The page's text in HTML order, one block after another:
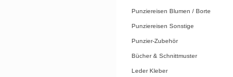
Punziereisen Blumen / Borte
Punziereisen Sonstige
Punzier-Zubehör
Bücher & Schnittmuster
Leder Kleber